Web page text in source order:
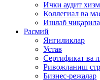
Ички аудит
Коллегиал ва
Ишлаб
Расмий
Янгиликлар
Устав
Сертификат ва
Ривожланиш
Бизнес-режалар